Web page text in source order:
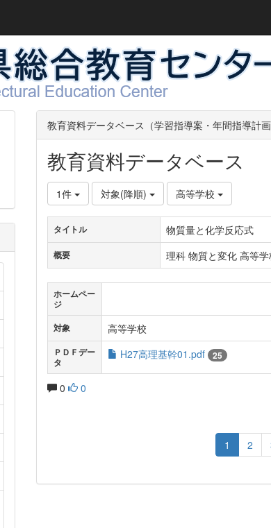
教育資料データベース（学習指導案・年間指導計画
教育資料データベース
1件 対象(降順) 高等学校
タイトル 物質量と化学反応式
概要 理科 物質と変化 高等
ホームペー
ジ
対象
高等学校
ＰＤＦデー
タ
H27高理基幹01.pdf 25
0 0
1 2